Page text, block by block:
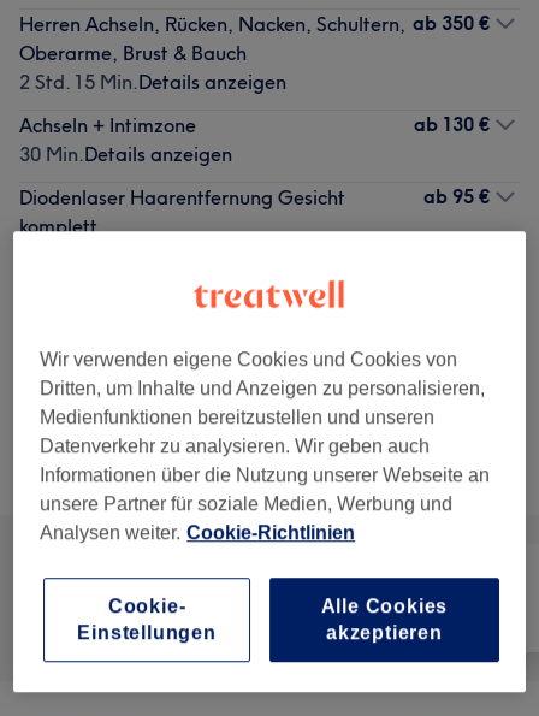
Herren Achseln, Rücken, Nacken, Schultern,
Oberarme, Brust & Bauch
2 Std. 15 Min.Details anzeigen
ab 350 €
Achseln + Intimzone
30 Min.Details anzeigen
ab 130 €
Diodenlaser Haarentfernung Gesicht
komplett
ab 95 €
Diodenlaser Haarentfernung Intimzone
5 weitere passende Services anzeigen...
Nicht gefunden wonach du gesucht hast?
Alle Services
Alle Haarentfernung
Wir verwenden eigene Cookies und Cookies von
Dritten, um Inhalte und Anzeigen zu personalisieren,
Medienfunktionen bereitzustellen und unseren
Datenverkehr zu analysieren. Wir geben auch
Informationen über die Nutzung unserer Webseite an
unsere Partner für soziale Medien, Werbung und
Analysen weiter. Cookie-Richtlinien
Cookie-
Einstellungen
Alle Cookies
akzeptieren